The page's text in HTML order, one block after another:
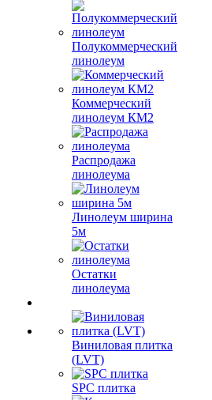
Полукоммерческий
линолеум
Коммерческий
линолеум КМ2
Распродажа
линолеума
Линолеум ширина
5м
Остатки
линолеума
Виниловая плитка
(LVT)
SPC плитка